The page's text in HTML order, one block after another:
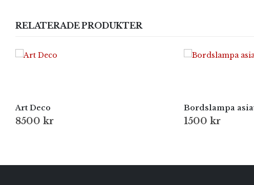
RELATERADE PRODUKTER
Art Deco
8500 kr
Bordslampa
1500 kr